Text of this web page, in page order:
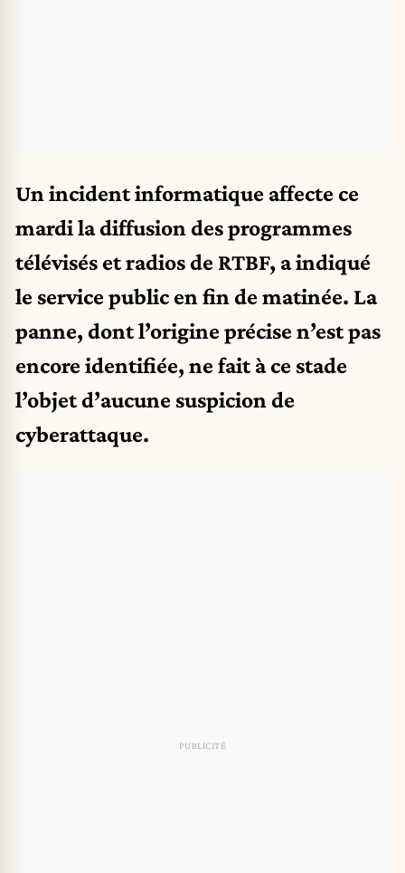
Un incident informatique affecte ce
mardi la diffusion des programmes
télévisés et radios de RTBF, a indiqué
le service public en fin de matinée. La
panne, dont l’origine précise n’est pas
encore identifiée, ne fait à ce stade
l’objet d’aucune suspicion de
cyberattaque.